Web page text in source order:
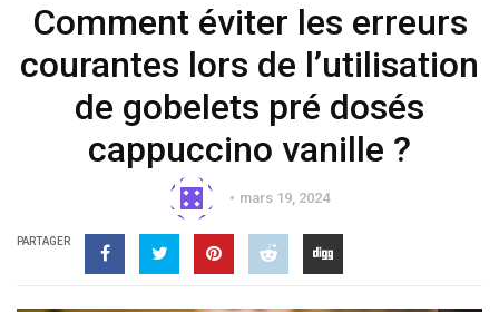
Comment éviter les erreurs
courantes lors de l’utilisation
de gobelets pré dosés
cappuccino vanille ?
mars 19, 2024
PARTAGER